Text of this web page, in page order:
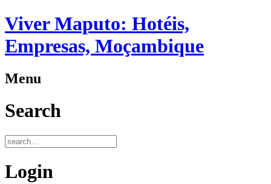
Viver Maputo: Hotéis,
Empresas, Moçambique
Menu
Search
Login